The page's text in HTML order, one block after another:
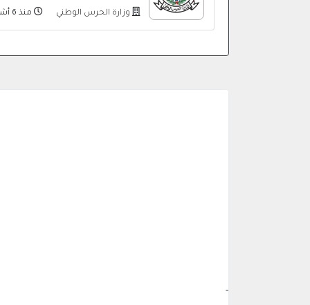
وزارة الحرس الوطني منذ 6 أشهر
-